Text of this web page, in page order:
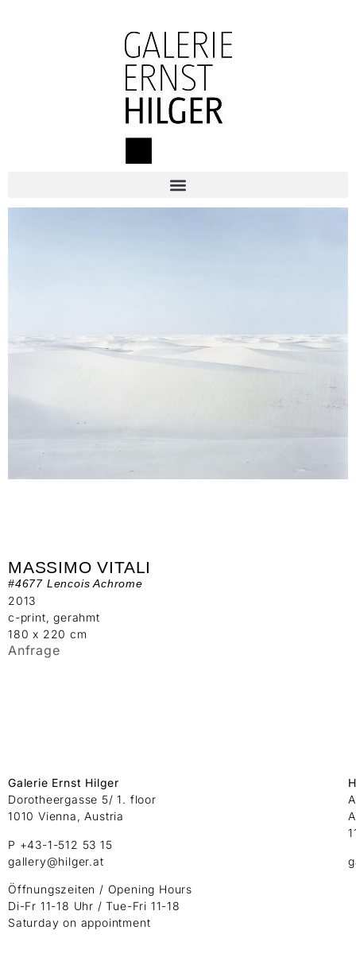
MASSIMO VITALI
#4677 Lencois Achrome
2013
c-print, gerahmt
180 x 220 cm
Anfrage
Galerie Ernst Hilger
Dorotheergasse 5/ 1. floor
1010 Vienna, Austria
P +43-1-512 53 15
gallery@hilger.at
Öffnungszeiten / Opening Hours
Di-Fr 11-18 Uhr / Tue-Fri 11-18
Saturday on appointment